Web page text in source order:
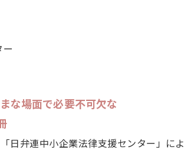
な場面で必要不可欠な
日弁連中小企業法律支援センター」によ